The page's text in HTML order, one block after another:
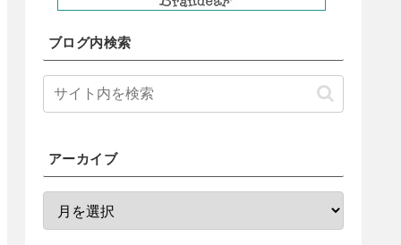
ブログ内検索
アーカイブ